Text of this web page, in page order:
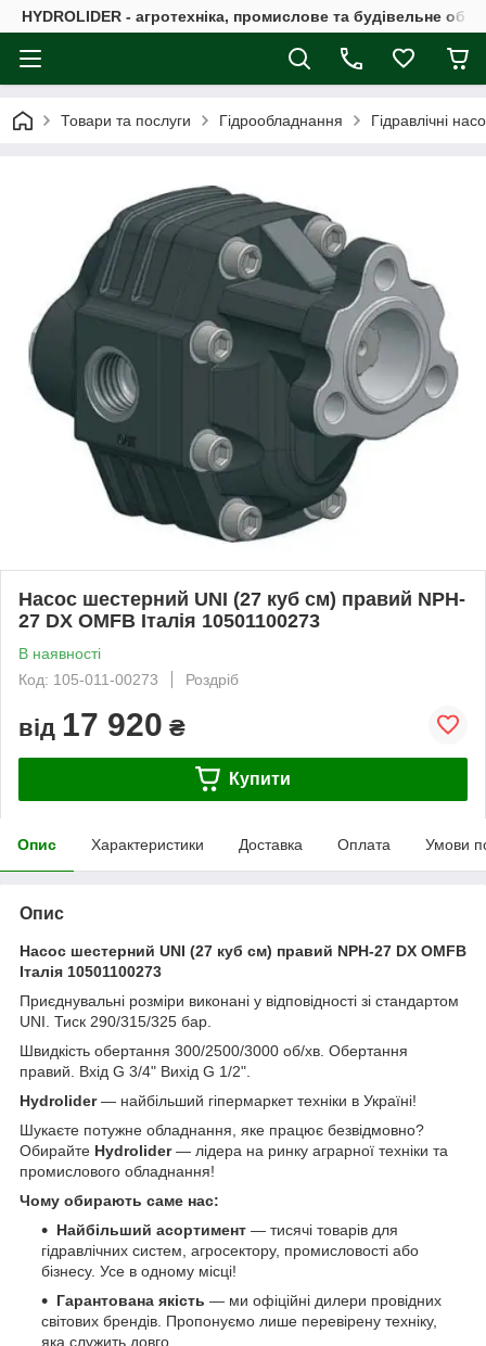
HYDROLIDER - агротехніка, промислове та будівельне
Товари та послуги Гідрообладнання Гідравлічні
Насос шестерний UNI (27 куб см) правий NPH-
27 DX OMFB Італія 10501100273
В наявності
Код: 105-011-00273
Роздріб
від 17 920 ₴
Купити
Опис Характеристики Доставка Оплата Умови
Опис
Насос шестерний UNI (27 куб см) правий NPH-27 DX OMFB
Італія 10501100273
Приєднувальні розміри виконані у відповідності зі стандартом
UNI. Тиск 290/315/325 бар.
Швидкість обертання 300/2500/3000 об/хв. Обертання
правий. Вхід G 3/4" Вихід G 1/2".
Hydrolider— найбільший гіпермаркет техніки в Україні!
Шукаєте потужне обладнання, яке працює безвідмовно?
Обирайте Hydrolider— лідера на ринку аграрної техніки та
промислового обладнання!
Чому обирають саме нас:
Найбільший асортимент — тисячі товарів для
гідравлічних систем, агросектору, промисловості або
бізнесу. Усе в одному місці!
Гарантована якість — ми офіційні дилери провідних
світових брендів. Пропонуємо лише перевірену техніку,
яка служить довго.